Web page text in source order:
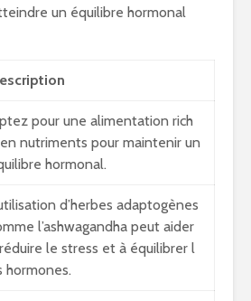
un équilibre hormonal
pour une alimentation rich
nutriments pour maintenir un
hormonal.
d’herbes adaptogènes
l’ashwagandha peut aider
le stress et à équilibrer l
hormones.